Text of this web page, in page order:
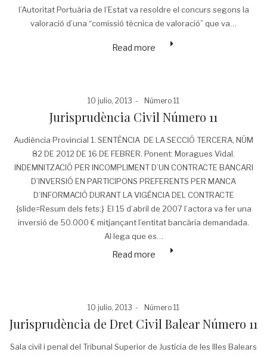
l’Autoritat Portuària de l’Estat va resoldre el concurs segons la
valoració d’una “comissió tècnica de valoració” que va…
Read more
Posted
10 julio, 2013
Posted
in
Número 11
Jurisprudència Civil Número 11
Audiència Provincial 1. SENTÈNCIA DE LA SECCIÓ TERCERA, NÚM
82 DE 2012 DE 16 DE FEBRER. Ponent: Moragues Vidal.
INDEMNITZACIÓ PER INCOMPLIMENT D’UN CONTRACTE BANCARI
D’INVERSIÓ EN PARTICIPONS PREFERENTS PER MANCA
D’INFORMACIÓ DURANT LA VIGÈNCIA DEL CONTRACTE
{slide=Resum dels fets:} El 15 d’abril de 2007 l’actora va fer una
inversió de 50.000 € mitjançant l’entitat bancària demandada.
Al·lega que es…
Read more
Posted
10 julio, 2013
Posted
in
Número 11
Jurisprudència de Dret Civil Balear Número 11
Sala civil i penal del Tribunal Superior de Justícia de les Illes Balears